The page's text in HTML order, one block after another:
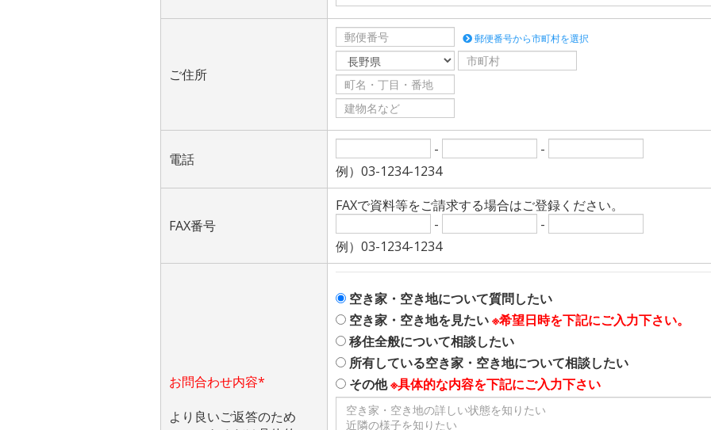
ご住所
郵便番号から市町村を選択
電話
-
-
例）03-1234-1234
FAX番号
FAXで資料等をご請求する場合はご登録ください。
-
-
例）03-1234-1234
お問合わせ内容*
より良いご返答のため
空き家・空き地について質問したい
空き家・空き地を見たい※希望日時を下記にご入力下さい。
移住全般について相談したい
所有している空き家・空き地について相談したい
その他※具体的な内容を下記にご入力下さい